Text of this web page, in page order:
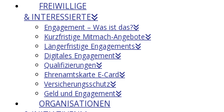
FREIWILLIGE
& INTERESSIERTE
Engagement – Was ist das?
Kurzfristige Mitmach-Angebote
Längerfristige Engagements
Digitales Engagement
Qualifizierungen
Ehrenamtskarte E-Card
Versicherungsschutz
Geld und Engagement
ORGANISATIONEN